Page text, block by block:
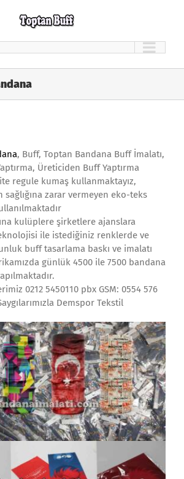
, Buff, Toptan Bandana Buff İmalatı,
Üreticiden Buff Yaptırma
regule kumaş kullanmaktayız,
sağlığına zarar vermeyen eko-teks
kulüplere şirketlere ajanslara
ile istediğiniz renklerde ve
buff tasarlama baskı ve imalatı
günlük 4500 ile 7500 bandana
0212 5450110 pbx GSM: 0554 576
Demspor Tekstil